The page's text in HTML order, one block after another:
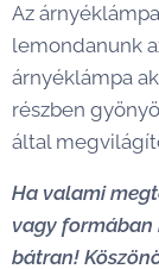
Az
lemondanunk
árnyéklámpa
részben
által
Ha valami
vagy formában
bátran!